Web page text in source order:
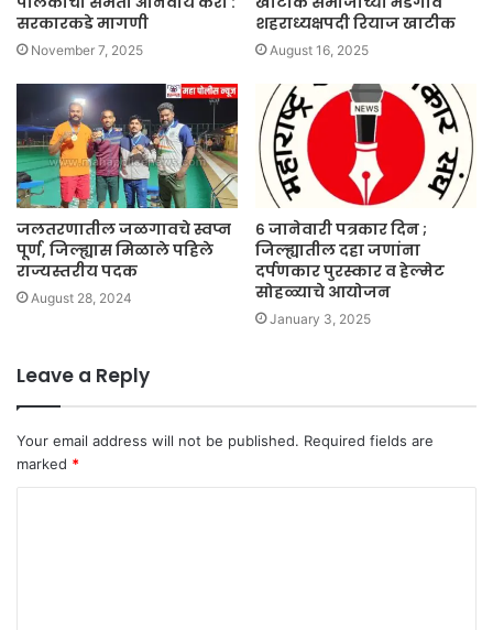
सरकारकडे मागणी
November 7, 2025
शहराध्यक्षपदी रियाज खाटीक
August 16, 2025
जलतरणातील जळगावचे स्वप्न
पूर्ण, जिल्ह्यास मिळाले पहिले
राज्यस्तरीय पदक
August 28, 2024
६ जानेवारी पत्रकार दिन ;
जिल्ह्यातील दहा जणांना
दर्पणकार पुरस्कार व हेल्मेट
सोहळ्याचे आयोजन
January 3, 2025
Leave a Reply
Your email address will not be published. Required fields are
marked *